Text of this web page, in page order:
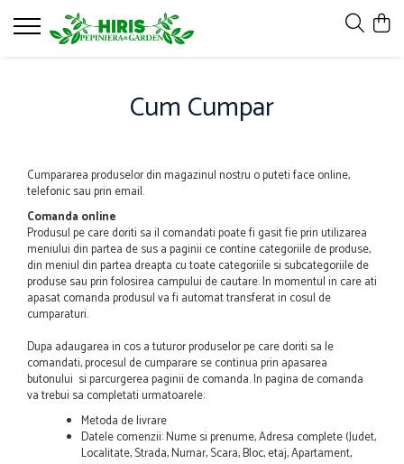
Servicii de peisagistică și amenajări
Montare gazon prin însamanțare și
gazon rulou
Mentenanță Spații Verzi pentru
Complexe Rezidențiale și Asociații
Sisteme de irigații și aspersie – montaj
profesional
Curățenie spații exterioare
Cum Cumpar
Cumpararea produselor din magazinul nostru o puteti face online,
telefonic sau prin email.
Comanda online
Produsul pe care doriti sa il comandati poate fi gasit fie prin utilizarea
meniului din partea de sus a paginii ce contine categoriile de produse,
din meniul din partea dreapta cu toate categoriile si subcategoriile de
produse sau prin folosirea campului de cautare. In momentul in care ati
apasat comanda produsul va fi automat transferat in cosul de
cumparaturi.
Dupa adaugarea in cos a tuturor produselor pe care doriti sa le
comandati, procesul de cumparare se continua prin apasarea
butonului si parcurgerea paginii de comanda. In pagina de comanda
va trebui sa completati urmatoarele:
Metoda de livrare
Datele comenzii: Nume si prenume, Adresa complete (Judet,
Localitate, Strada, Numar, Scara, Bloc, etaj, Apartament,